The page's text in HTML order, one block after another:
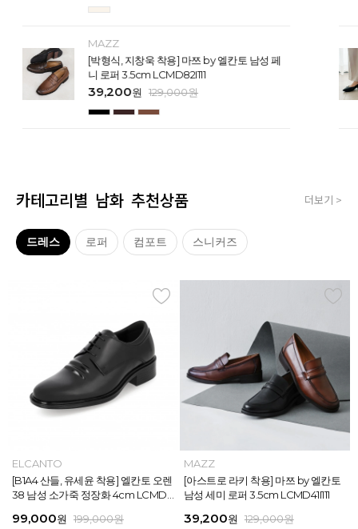
MAZZ
[박형식, 지창욱 착용] 마쯔 by 엘칸토 남성 페
니 로퍼 3.5cm LCMD82I111
39,200원 129,000원
카테고리별 남화 추천상품 더보기 >
드레스 로퍼 컴포트 스니커즈
MAZZ
마쯔 by 엘칸토 남성 데이엔 스니커즈
3.5cm LCMS20M413
71,400원 189,000원
INTENSE
[아스트로 엠제이 착용] 인텐스 by 엘
칸토 남성 클래식 스니커즈 3cm LC
45,900원 129,000원
ELCANTO
[B1A4 산들, 유세윤 착용] 엘칸토 오렌
38 남성 소가죽 정장화 4cm LCMD3
99,000원 199,000원
MAZZ
[아스트로 라키 착용] 마쯔 by 엘칸토
남성 세미 로퍼 3.5cm LCMD41I111
39,200원 129,000원
MAZZ
[박형식, 지창욱 착용] 마쯔 by 엘칸토
남성 페니 로퍼 3.5cm LCMD82I111
39,200원 129,000원
MAZZ
[안보현 착용] 마쯔 by 엘칸토 남성 캐
쥬얼 플렉시블 로퍼 2cm LCMC93M
38,250원 159,000원
MAZZ
마쯔 by 엘칸토 남성 데일리 컴포트화
4cm LCMF95M111
38,250원 129,000원
MAZZ
마쯔 by 엘칸토 남성 캐주얼 더비 슈
즈 2.4cm LCMC21M326
38,250원 129,000원
MAZZ
마쯔 by 엘칸토 남성 데이엔 스니커즈
3.5cm LCMS20M413
71,400원 189,000원
INTENSE
[아스트로 엠제이 착용] 인텐스 by 엘
칸토 남성 클래식 스니커즈 3cm LC
45,900원 129,000원
ELCANTO
[B1A4 산들, 유세윤 착용] 엘칸토 오렌
38 남성 소가죽 정장화 4cm LCMD3
99,000원 199,000원
MAZZ
[아스트로 라키 착용] 마쯔 by 엘칸토
남성 세미 로퍼 3.5cm LCMD41I111
39,200원 129,000원